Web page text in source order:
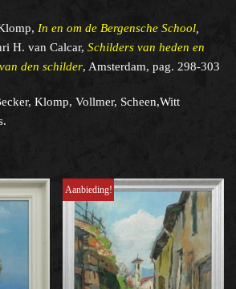
In en om de Bergensche School
H. van Calcar, Schilders van heden en
den schilder, Amsterdam, pag. 298-303
Klomp, Vollmer, Scheen,Witt
Aanbieding!